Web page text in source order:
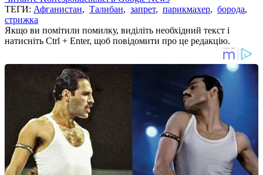
ТЕГИ: Афганистан, Талибан, запрет, парикмахер, борода,
стрижка
Якщо ви помітили помилку, виділіть необхідний текст і
натисніть Ctrl + Enter, щоб повідомити про це редакцію.